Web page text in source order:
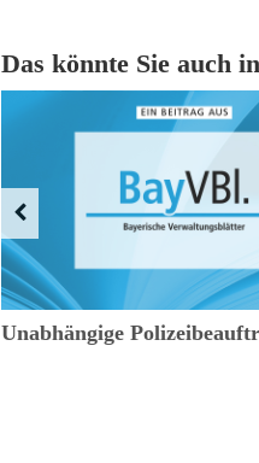
Das könnte Sie auch
Unabhängige